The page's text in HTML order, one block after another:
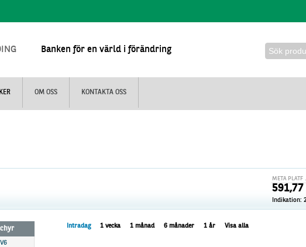
Banken för en värld i förändring
OM OSS KONTAKTA OSS
META PLATF
591,77
Indikation:
Intradag 1 vecka 1 månad 6 månader 1 år Visa alla